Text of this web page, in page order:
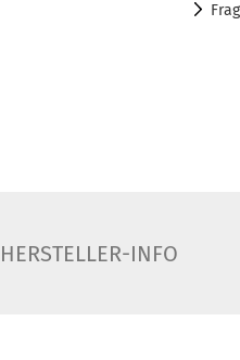
HERSTELLER-INFO